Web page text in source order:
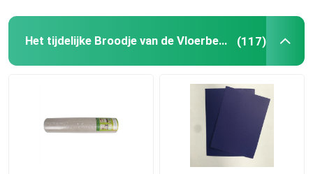
Het tijdelijke Broodje van de Vloerbescherming (117)